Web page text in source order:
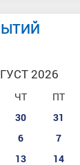
2026
ЧТ ПТ
30 31
6 7
13 14